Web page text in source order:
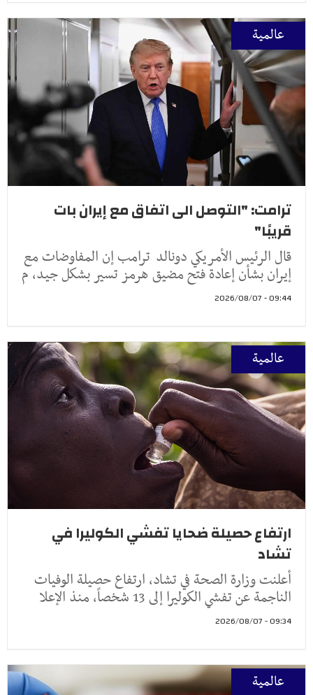
عالمية
ترامت: "التوصل الى اتفاق مع إيران بات
قريبًا"
قال الرئيس الأمريكي دونالد ترامب إن المفاوضات مع
إيران بشأن إعادة فتح مضيق هرمز تسير بشكل جيد، م
09:44 - 2026/08/07
عالمية
ارتفاع حصيلة ضحايا تفشي الكوليرا في
تشاد
أعلنت وزارة الصحة في تشاد، ارتفاع حصيلة الوفيات
الناجمة عن تفشي الكوليرا إلى 13 شخصاً، منذ الإعلا
09:34 - 2026/08/07
عالمية